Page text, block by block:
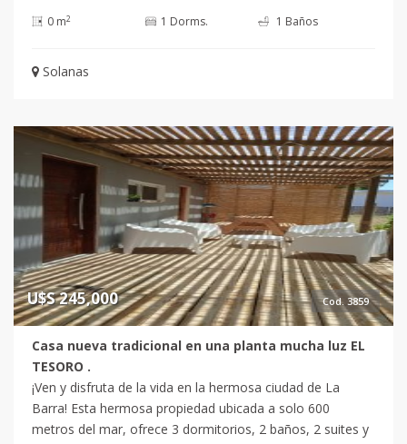
acuática de chicos. - Piscina climatizada exterior. - Jacuzzi
cuatriciclos y caballos. - Cancha de Futbol de 11
parrilla. - Área de juegos de exterior Consulte con
nuestros asesores.
0 m2 1 Dorms. 1 Baños
Solanas
Cod. 3859
U$S 245,000
Casa nueva tradicional en una planta mucha luz EL
TESORO .
¡Ven y disfruta de la vida en la hermosa ciudad de La
Barra! Esta hermosa propiedad ubicada a solo 600
metros del mar, ofrece 3 dormitorios, 2 baños, 2 suites y